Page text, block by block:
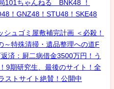
101ちゃんねる BNK48 ！
！GNZ48！STU48！SKE48
ュゴミ屋敷補完計画 ＜必殺！
～特殊清掃・遺品整理への道F
済：厨二病借金3500万円！う
9期研究生、最後のサイト！全
ストサイト絶賛！公開中